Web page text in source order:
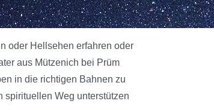
oder Hellsehen erfahren oder
aus Mützenich bei Prüm
in die richtigen Bahnen zu
spirituellen Weg unterstützen